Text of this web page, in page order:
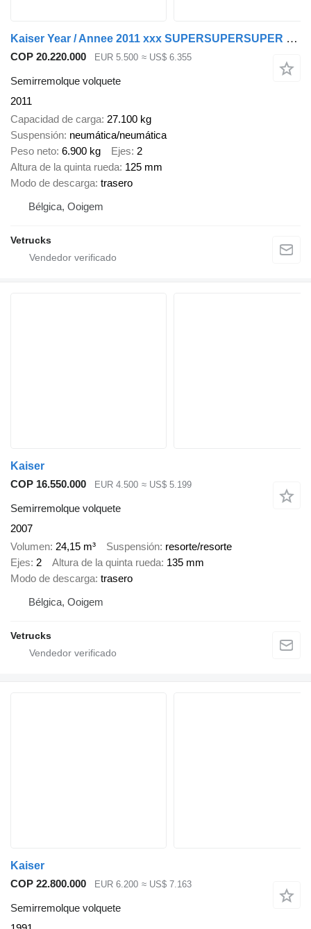
Kaiser Year / Annee 2011 xxx SUPERSUPERSUPER xxx
COP 20.220.000 EUR 5.500 ≈ US$ 6.355
Semirremolque volquete
2011
Capacidad de carga 27.100 kg
Suspensión neumática/neumática
Peso neto 6.900 kg Ejes 2
Altura de la quinta rueda 125 mm
Modo de descarga trasero
Bélgica, Ooigem
Vetrucks
Kaiser
COP 16.550.000
EUR 4.500 ≈ US$ 5.199
Semirremolque volquete
2007
Volumen 24,15 m³ Suspensión resorte/resorte
Ejes 2 Altura de la quinta rueda 135 mm
Modo de descarga trasero
Bélgica, Ooigem
Vetrucks
Kaiser
COP 22.800.000
EUR 6.200 ≈ US$ 7.163
Semirremolque volquete